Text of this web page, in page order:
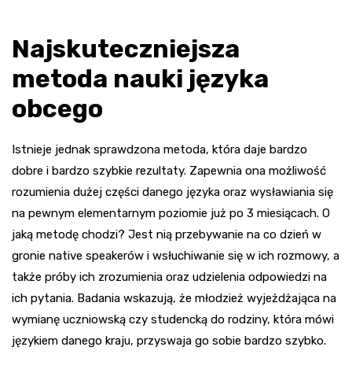
Najskuteczniejsza
metoda nauki języka
obcego
Istnieje jednak sprawdzona metoda, która daje bardzo
dobre i bardzo szybkie rezultaty. Zapewnia ona możliwość
rozumienia dużej części danego języka oraz wysławiania się
na pewnym elementarnym poziomie już po 3 miesiącach. O
jaką metodę chodzi? Jest nią przebywanie na co dzień w
gronie native speakerów i wsłuchiwanie się w ich rozmowy, a
także próby ich zrozumienia oraz udzielenia odpowiedzi na
ich pytania. Badania wskazują, że młodzież wyjeżdżająca na
wymianę uczniowską czy studencką do rodziny, która mówi
językiem danego kraju, przyswaja go sobie bardzo szybko.